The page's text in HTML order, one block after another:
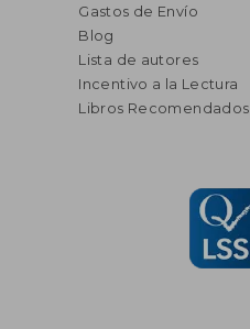
Gastos de Envío
Blog
Lista de autores
Incentivo a la Lectura
Libros Recomendados